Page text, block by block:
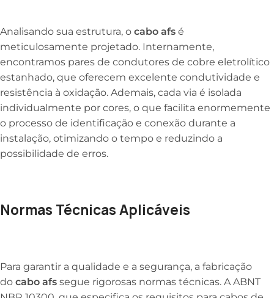
Analisando sua estrutura, o cabo afs é
meticulosamente projetado. Internamente,
encontramos pares de condutores de cobre eletrolítico
estanhado, que oferecem excelente condutividade e
resistência à oxidação. Ademais, cada via é isolada
individualmente por cores, o que facilita enormemente
o processo de identificação e conexão durante a
instalação, otimizando o tempo e reduzindo a
possibilidade de erros.
Normas Técnicas Aplicáveis
Para garantir a qualidade e a segurança, a fabricação
do cabo afs segue rigorosas normas técnicas. A ABNT